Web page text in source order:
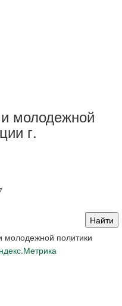
молодежной
г.
молодежной политики